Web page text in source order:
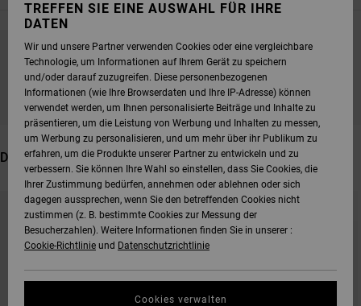
BLEIB DABEI, DIE PRODUKTE SIND BALD
WIEDER DA
DAS KÖNNTE DIR AUCH GEFALLEN
DIREKT
FILTERKRITERIEN
ÜBERSPRINGEN
FILTERN
TREFFEN SIE EINE AUSWAHL FÜR IHRE
DATEN
Wir und unsere Partner verwenden Cookies oder eine vergleichbare
Technologie, um Informationen auf Ihrem Gerät zu speichern
und/oder darauf zuzugreifen. Diese personenbezogenen
Informationen (wie Ihre Browserdaten und Ihre IP-Adresse) können
verwendet werden, um Ihnen personalisierte Beiträge und Inhalte zu
präsentieren, um die Leistung von Werbung und Inhalten zu messen,
um Werbung zu personalisieren, und um mehr über ihr Publikum zu
erfahren, um die Produkte unserer Partner zu entwickeln und zu
verbessern. Sie können Ihre Wahl so einstellen, dass Sie Cookies, die
Ihrer Zustimmung bedürfen, annehmen oder ablehnen oder sich
dagegen aussprechen, wenn Sie den betreffenden Cookies nicht
zustimmen (z. B. bestimmte Cookies zur Messung der
Besucherzahlen). Weitere Informationen finden Sie in unserer :
Cookie-Richtlinie und Datenschutzrichtlinie
Cookies verwalten